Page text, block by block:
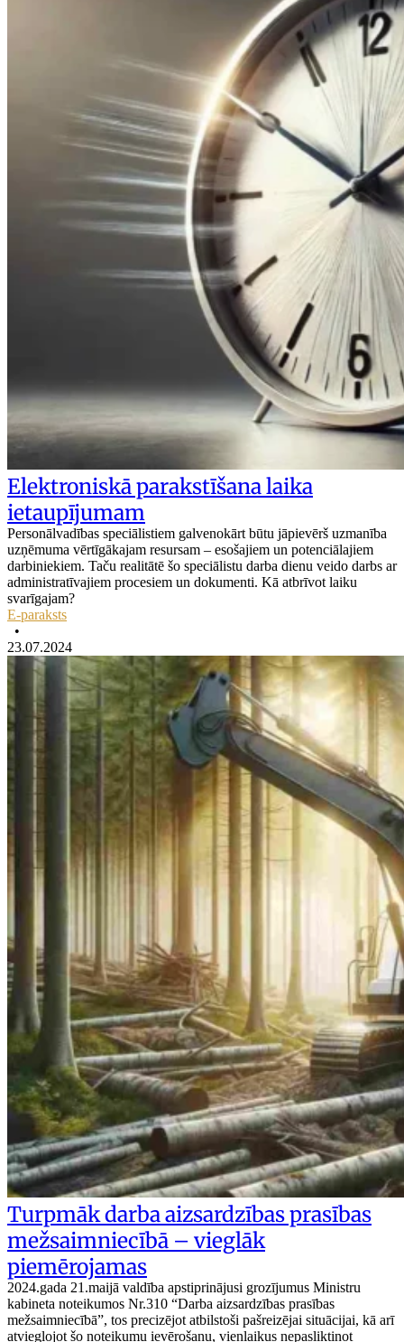
Elektroniskā parakstīšana laika
ietaupījumam
Personālvadības speciālistiem galvenokārt būtu jāpievērš uzmanība
uzņēmuma vērtīgākajam resursam – esošajiem un potenciālajiem
darbiniekiem. Taču realitātē šo speciālistu darba dienu veido darbs ar
administratīvajiem procesiem un dokumenti. Kā atbrīvot laiku
svarīgajam?
E-paraksts
•
23.07.2024
Turpmāk darba aizsardzības prasības
mežsaimniecībā – vieglāk
piemērojamas
2024.gada 21.maijā valdība apstiprinājusi grozījumus Ministru
kabineta noteikumos Nr.310 “Darba aizsardzības prasības
mežsaimniecībā”, tos precizējot atbilstoši pašreizējai situācijai, kā arī
atvieglojot šo noteikumu ievērošanu, vienlaikus nepasliktinot